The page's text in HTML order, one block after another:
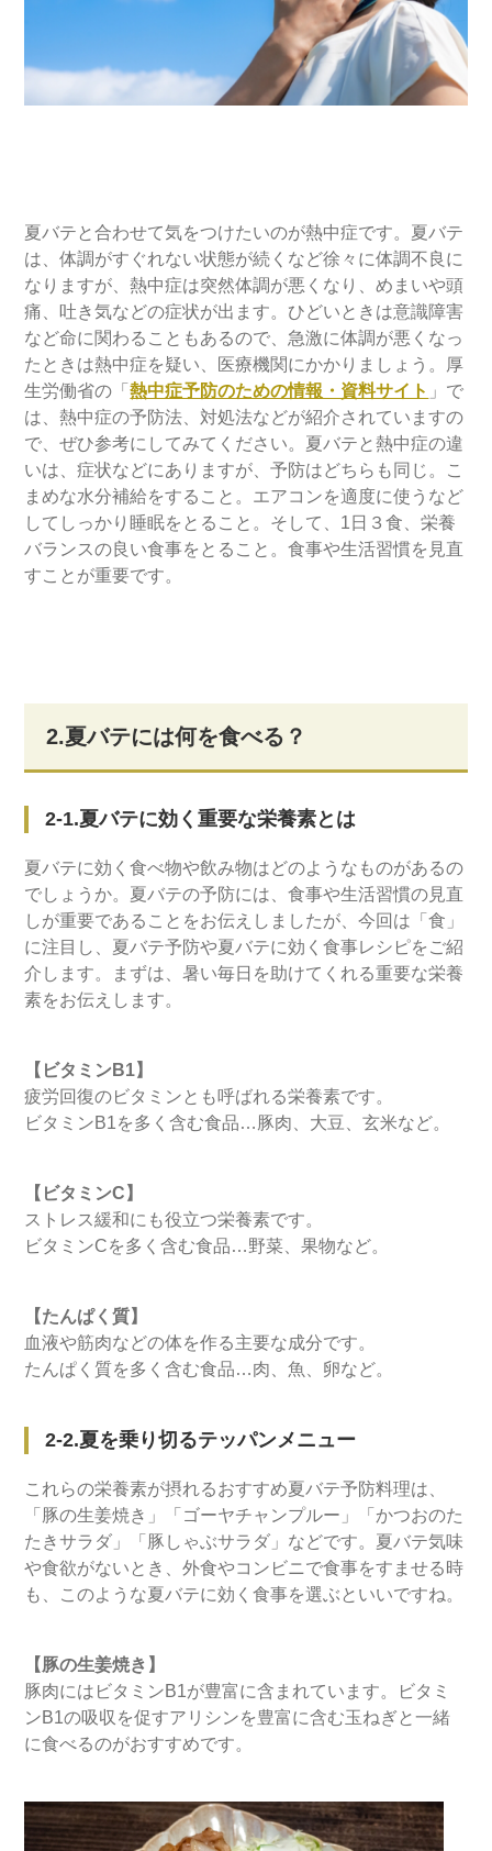
夏バテと合わせて気をつけたいのが熱中症です。夏バテ
は、体調がすぐれない状態が続くなど徐々に体調不良に
なりますが、熱中症は突然体調が悪くなり、めまいや頭
痛、吐き気などの症状が出ます。ひどいときは意識障害
など命に関わることもあるので、急激に体調が悪くなっ
たときは熱中症を疑い、医療機関にかかりましょう。厚
生労働省の「熱中症予防のための情報・資料サイト 」で
は、熱中症の予防法、対処法などが紹介されていますの
で、ぜひ参考にしてみてください。夏バテと熱中症の違
いは、症状などにありますが、予防はどちらも同じ。こ
まめな水分補給をすること。エアコンを適度に使うなど
してしっかり睡眠をとること。そして、1日３食、栄養
バランスの良い食事をとること。食事や生活習慣を見直
すことが重要です。
2.夏バテには何を食べる？
2-1.夏バテに効く重要な栄養素とは
夏バテに効く食べ物や飲み物はどのようなものがあるの
でしょうか。夏バテの予防には、食事や生活習慣の見直
しが重要であることをお伝えしましたが、今回は「食」
に注目し、夏バテ予防や夏バテに効く食事レシピをご紹
介します。まずは、暑い毎日を助けてくれる重要な栄養
素をお伝えします。
【ビタミンB1】
疲労回復のビタミンとも呼ばれる栄養素です。
ビタミンB1を多く含む食品…豚肉、大豆、玄米など。
【ビタミンC】
ストレス緩和にも役立つ栄養素です。
ビタミンCを多く含む食品…野菜、果物など。
【たんぱく質】
血液や筋肉などの体を作る主要な成分です。
たんぱく質を多く含む食品…肉、魚、卵など。
2-2.夏を乗り切るテッパンメニュー
これらの栄養素が摂れるおすすめ夏バテ予防料理は、
「豚の生姜焼き」「ゴーヤチャンプルー」「かつおのた
たきサラダ」「豚しゃぶサラダ」などです。夏バテ気味
や食欲がないとき、外食やコンビニで食事をすませる時
も、このような夏バテに効く食事を選ぶといいですね。
【豚の生姜焼き】
豚肉にはビタミンB1が豊富に含まれています。ビタミ
ンB1の吸収を促すアリシンを豊富に含む玉ねぎと一緒
に食べるのがおすすめです。